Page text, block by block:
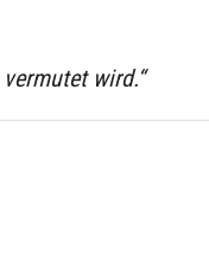
wird.“